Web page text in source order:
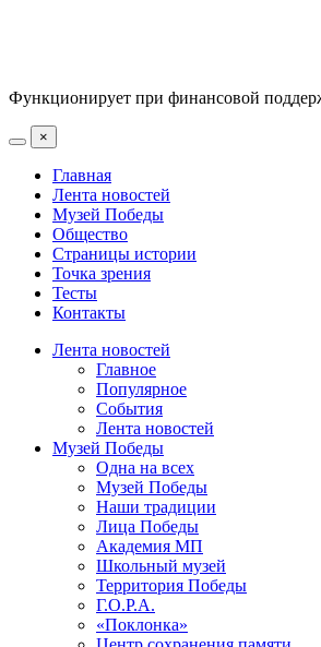
Функционирует при финансовой
×
Главная
Лента новостей
Музей Победы
Общество
Страницы истории
Точка зрения
Тесты
Контакты
Лента новостей
Главное
Популярное
События
Лента новостей
Музей Победы
Одна на всех
Музей Победы
Наши традиции
Лица Победы
Академия МП
Школьный музей
Территория Победы
Г.О.Р.А.
«Поклонка»